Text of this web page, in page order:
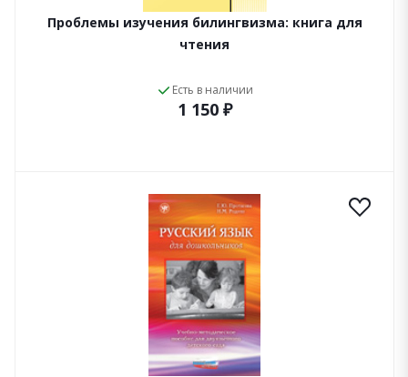
Проблемы изучения билингвизма: книга для
чтения
Есть в наличии
1 150 ₽